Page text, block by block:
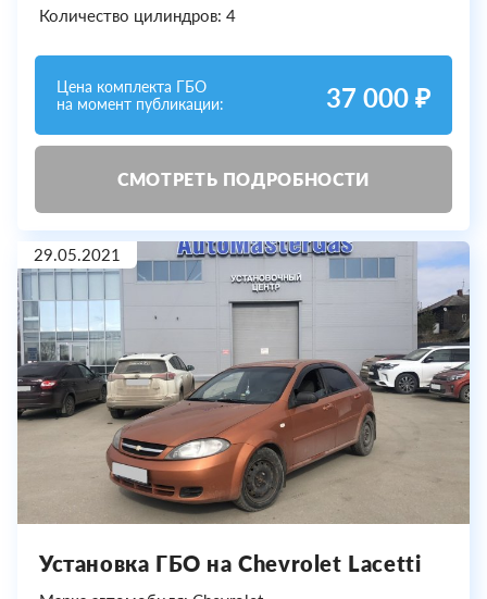
Количество цилиндров: 4
Цена комплекта ГБО
на момент публикации:
37 000 ₽
СМОТРЕТЬ ПОДРОБНОСТИ
29.05.2021
Установка ГБО на Chevrolet Lacetti